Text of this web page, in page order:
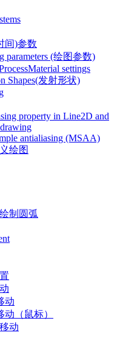
间)参数
parameters (绘图参数)
settings
Shapes(发射形状)
property in Line2D and
antialiasing (MSAA)
绘图
制圆弧
动
动（鼠标）
动